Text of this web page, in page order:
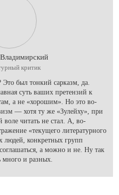
критик
был тонкий сарказм, да.
суть ваших претензий к
а не «хорошим». Но это во-
— хотя ту же «Зулейху», при
читать не стал. А, во-
«текущего литературного
людей, конкретных групп
а можно и не. Ну так
и разных.